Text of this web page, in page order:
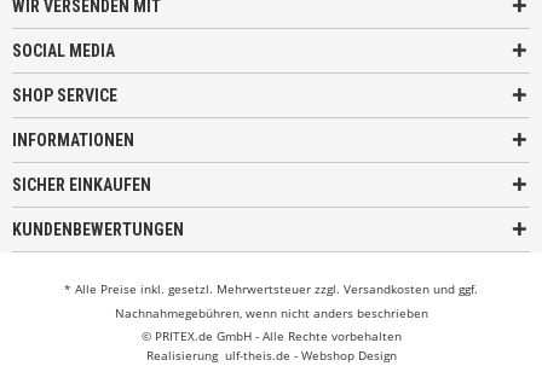
WIR VERSENDEN MIT
SOCIAL MEDIA
SHOP SERVICE
INFORMATIONEN
SICHER EINKAUFEN
KUNDENBEWERTUNGEN
* Alle Preise inkl. gesetzl. Mehrwertsteuer zzgl. Versandkosten und ggf.
Nachnahmegebühren, wenn nicht anders beschrieben
© PRITEX.de GmbH - Alle Rechte vorbehalten
Realisierung ulf-theis.de - Webshop Design